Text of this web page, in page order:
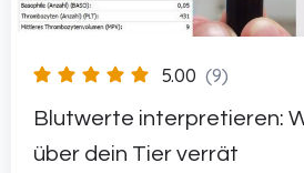
5.00 (9)
Blutwerte interpretieren:
über dein Tier verrät